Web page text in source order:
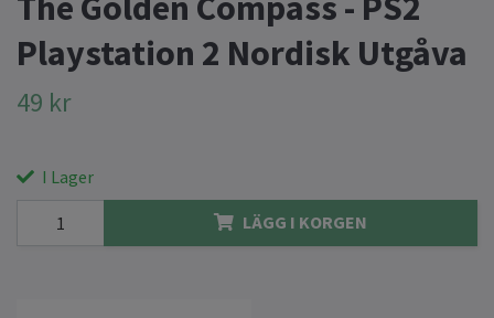
Playstation 2 Nordisk Utgåva
49 kr
I Lager
LÄGG I KORGEN